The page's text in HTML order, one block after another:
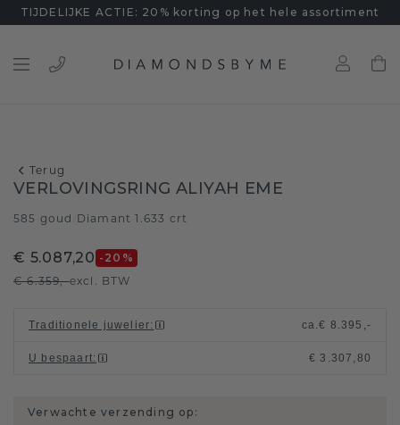
TIJDELIJKE ACTIE: 20% korting op het hele assortiment
Terug
VERLOVINGSRING ALIYAH EME
585 goud Diamant 1.633 crt
€ 5.087,20 -20 %
€ 6.359,-excl. BTW
Traditionele juwelier: ca.€ 8.395,-
U bespaart: € 3.307,80
Verwachte verzending op: